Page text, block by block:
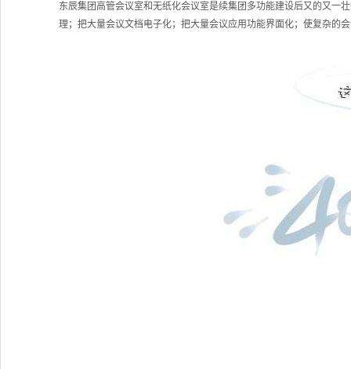
东辰集团高管会议室和无纸化会议室是续集团多功能建设后又的又一
理；把大量会议文档电子化；把大量会议应用功能界面化； 使复杂的